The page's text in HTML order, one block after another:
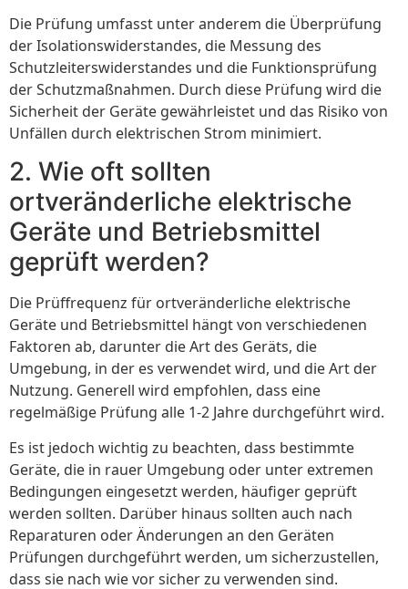
Die Prüfung umfasst unter anderem die Überprüfung
der Isolationswiderstandes, die Messung des
Schutzleiterswiderstandes und die Funktionsprüfung
der Schutzmaßnahmen. Durch diese Prüfung wird die
Sicherheit der Geräte gewährleistet und das Risiko von
Unfällen durch elektrischen Strom minimiert.
2. Wie oft sollten
ortveränderliche elektrische
Geräte und Betriebsmittel
geprüft werden?
Die Prüffrequenz für ortveränderliche elektrische
Geräte und Betriebsmittel hängt von verschiedenen
Faktoren ab, darunter die Art des Geräts, die
Umgebung, in der es verwendet wird, und die Art der
Nutzung. Generell wird empfohlen, dass eine
regelmäßige Prüfung alle 1-2 Jahre durchgeführt wird.
Es ist jedoch wichtig zu beachten, dass bestimmte
Geräte, die in rauer Umgebung oder unter extremen
Bedingungen eingesetzt werden, häufiger geprüft
werden sollten. Darüber hinaus sollten auch nach
Reparaturen oder Änderungen an den Geräten
Prüfungen durchgeführt werden, um sicherzustellen,
dass sie nach wie vor sicher zu verwenden sind.